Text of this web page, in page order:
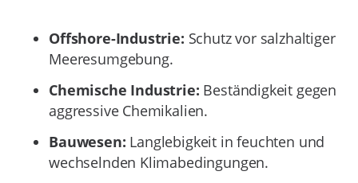
Offshore-Industrie: Schutz vor salzhaltiger
Meeresumgebung.
Chemische Industrie: Beständigkeit gegen
aggressive Chemikalien.
Bauwesen: Langlebigkeit in feuchten und
wechselnden Klimabedingungen.